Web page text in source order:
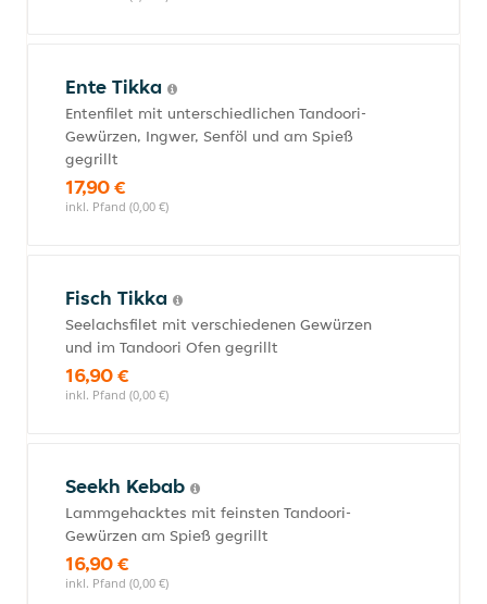
Ente Tikka
Entenfilet mit unterschiedlichen Tandoori-
Gewürzen, Ingwer, Senföl und am Spieß
gegrillt
17,90 €
inkl. Pfand (0,00 €)
Fisch Tikka
Seelachsfilet mit verschiedenen Gewürzen
und im Tandoori Ofen gegrillt
16,90 €
inkl. Pfand (0,00 €)
Seekh Kebab
Lammgehacktes mit feinsten Tandoori-
Gewürzen am Spieß gegrillt
16,90 €
inkl. Pfand (0,00 €)